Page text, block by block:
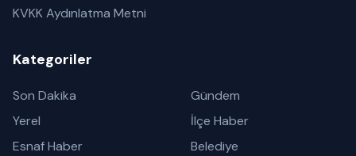
KVKK Aydınlatma Metni
Kategoriler
Son Dakika
Gündem
Yerel
İlçe Haber
Esnaf Haber
Belediye